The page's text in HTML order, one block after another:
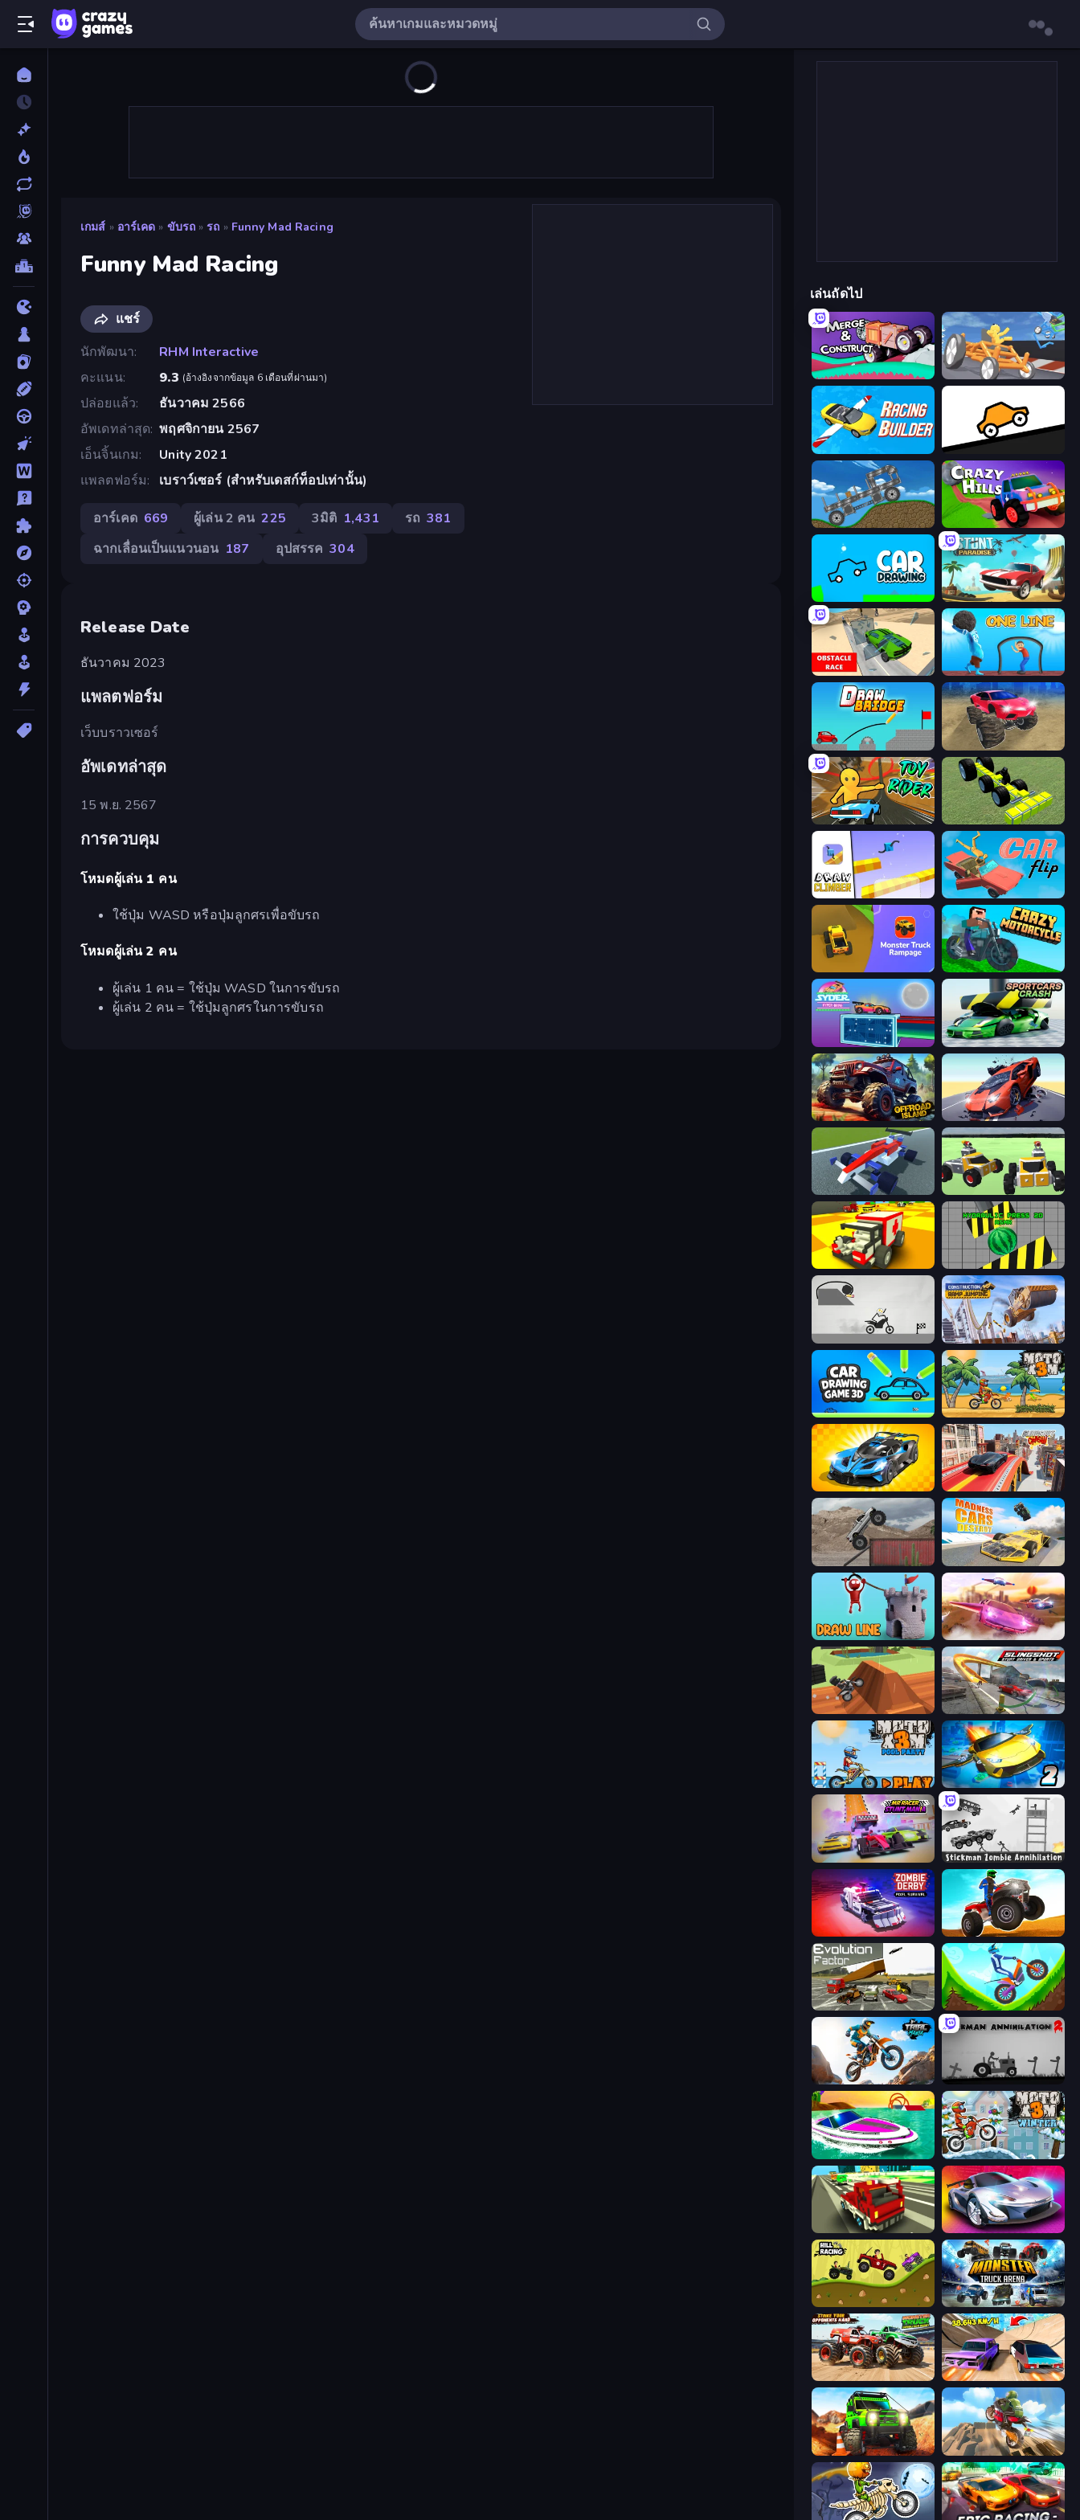
เกมส์ » อาร์เคด » ขับรถ » รถ » Funny Mad Racing
Funny Mad Racing
แชร์
นักพัฒนา
RHM Interactive
คะแนน
9.3 (อ้างอิงจากข้อมูล 6 เดือนที่ผ่านมา)
ปล่อยแล้ว
ธันวาคม 2566
อัพเดทล่าสุด พฤศจิกายน 2567
เอ็นจิ้นเกม
Unity 2021
แพลตฟอร์ม
เบราว์เซอร์ (สำหรับเดสก์ท็อปเท่านั้น)
อาร์เคด 669 ผู้เล่น 2 คน 225 3มิติ 1,431 รถ 381
ฉากเลื่อนเป็นแนวนอน 187 อุปสรรค 304
Release Date
ธันวาคม 2023
แพลตฟอร์ม
เว็บบราวเซอร์
อัพเดทล่าสุด
15 พ.ย. 2567
การควบคุม
โหมดผู้เล่น 1 คน
ใช้ปุ่ม WASD หรือปุ่มลูกศรเพื่อขับรถ
โหมดผู้เล่น 2 คน
ผู้เล่น 1 คน = ใช้ปุ่ม WASD ในการขับรถ
ผู้เล่น 2 คน = ใช้ปุ่มลูกศรในการขับรถ
เล่นถัดไป
Merge & Construct Draw Crash Race
Racing Builder Bouncy Motors
Move It! Crazy Hills
Car Drawing Game Stunt Paradise
Obstacle Race: Destroying Simulator! One Line
Draw Bridge
Toy Rider Genius Mechanic
Draw Climber Car Flip!
Monster Truck Rampage Crazy Motorcycle
Syder Hyper Drive Sportcars Crash
Offroad Island Hyper Cars Ramp Crash
Genius Car 2 Block Tech: Epic Sandbox
Hydraulic Press 2D ASMR
Construction Ramp Jumping
Car Drawing Game 3D Moto X3M
GT Cars Mega Ramps Slingshot Crash
Hard Wheels Madness Cars Destroy
Draw Line Ultimate Flying Car
Blocky Trials Slingshot Stunt Driver & Sport
Moto X3M 5: Pool Party Ultimate Flying Car 2
MR RACER Stunt Mania Stickman Zombie Annihilation
Zombie Derby: Pixel Survival ATV Ultimate Offroad
Evolution Factor Hill Climb on Moto Bike
Trial Mania Stickman Annihilation 2
Jet Boat Racing Moto X3M 4 Winter
Blocky Traffic Racing Grand Cyber City
Hill Racing Monster Truck Arena
Monster Truck Demolition Derby Turbo Cars: Pipe Stunts
Offroad Life 3D Cartoon Moto Stunt